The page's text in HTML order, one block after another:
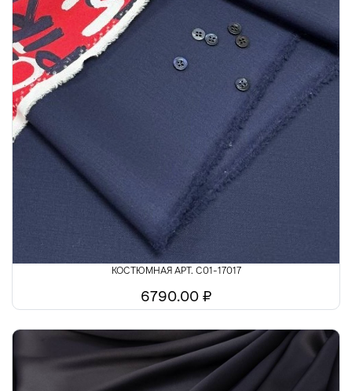
КОСТЮМНАЯ АРТ. С01-17017
6790.00 ₽